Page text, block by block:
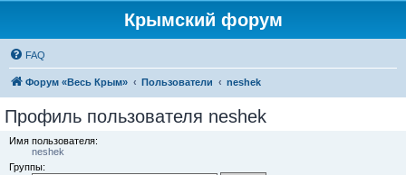
Крымский форум
FAQ
Форум «Весь Крым» Пользователи neshek
Профиль пользователя neshek
Имя пользователя:
neshek
Группы: